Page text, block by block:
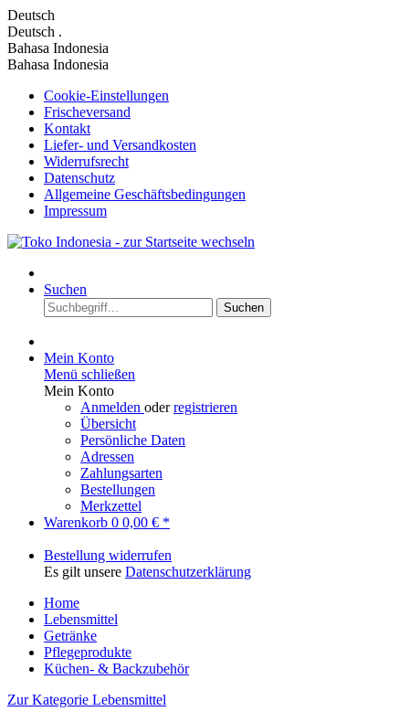
Deutsch
Deutsch .
Bahasa Indonesia
Bahasa Indonesia
Cookie-Einstellungen
Frischeversand
Kontakt
Liefer- und Versandkosten
Widerrufsrecht
Datenschutz
Allgemeine Geschäftsbedingungen
Impressum
Suchen
Suchen
Mein Konto
Menü schließen
Mein Konto
Anmelden oderregistrieren
Übersicht
Persönliche Daten
Adressen
Zahlungsarten
Bestellungen
Merkzettel
Warenkorb 0 0,00 € *
Bestellung widerrufen
Es gilt unsere Datenschutzerklärung
Home
Lebensmittel
Getränke
Pflegeprodukte
Küchen- & Backzubehör
Zur Kategorie Lebensmittel